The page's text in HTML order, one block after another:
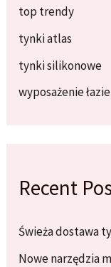
top trendy
tynki atlas
tynki silikonowe
wyposażenie
Recent
Świeża dostawa
Nowe narzędzia